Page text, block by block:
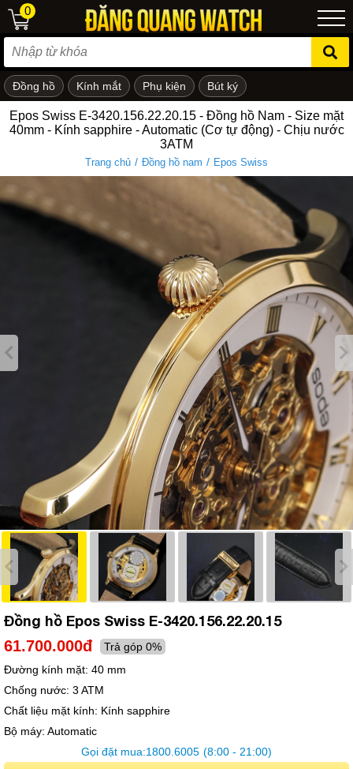
em
0
Đồng hồ Kính mắt Phụ kiện Bút ký
Epos Swiss E-3420.156.22.20.15 - Đồng hồ Nam - Size mặt
40mm - Kính sapphire - Automatic (Cơ tự động) - Chịu nước
3ATM
Trang chủ / Đồng hồ nam / Epos Swiss
Đồng hồ Epos Swiss E-3420.156.22.20.15
61.700.000đ
Trả góp 0%
Đường kính mặt: 40 mm
Chống nước: 3 ATM
Chất liệu mặt kính: Kính sapphire
Bộ máy: Automatic
Gọi đặt mua:1800.6005 (8:00 - 21:00)